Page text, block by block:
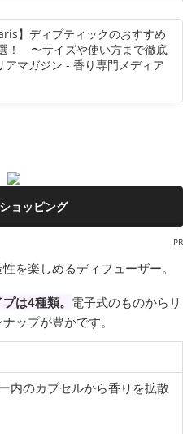
】ディプティックのおすすめ
！ 〜サイズや使い方まで徹底
アマガジン - 香り専門メディア
ョッピング
PR
を楽しめるディフューザー。
は4種類。 電子式のものからリ
ップが豊かです。
内のカプセルから香りを拡散